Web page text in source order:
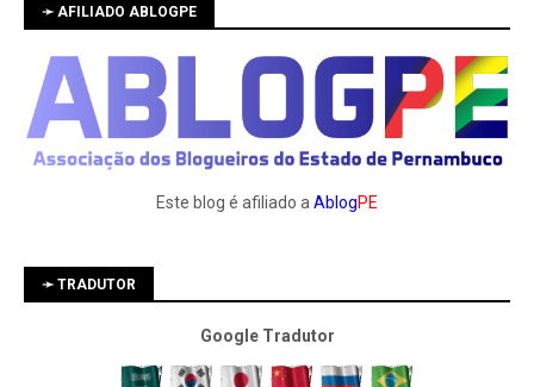
➛ AFILIADO ABLOGPE
Este blog é afiliado a AblogPE
➛ TRADUTOR
Google Tradutor